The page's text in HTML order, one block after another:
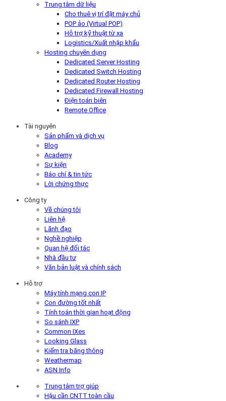
Trung tâm dữ liệu
Cho thuê vị trí đặt máy chủ
POP ảo (Virtual POP)
Hỗ trợ kỹ thuật từ xa
Logistics/Xuất nhập khẩu
Hosting chuyên dụng
Dedicated Server Hosting
Dedicated Switch Hosting
Dedicated Router Hosting
Dedicated Firewall Hosting
Điện toán biên
Remote Office
Tài nguyên
Sản phẩm và dịch vụ
Blog
Academy
Sự kiện
Báo chí & tin tức
Lời chứng thực
Công ty
Về chúng tôi
Liên hệ
Lãnh đạo
Nghề nghiệp
Quan hệ đối tác
Nhà đầu tư
Văn bản luật và chính sách
Hỗ trợ
Máy tính mạng con IP
Con đường tốt nhất
Tính toán thời gian hoạt động
So sánh IXP
Common IXes
Looking Glass
Kiểm tra băng thông
Weathermap
ASN Info
Trung tâm trợ giúp
Hậu cần CNTT toàn cầu